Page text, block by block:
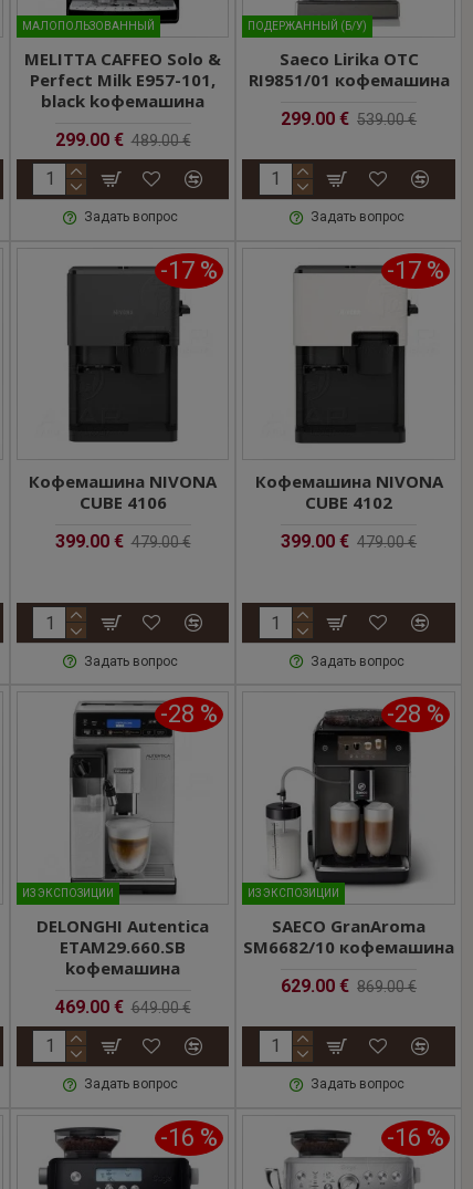
MАЛОПОЛЬЗОВАННЫЙ
MELITTA CAFFEO Solo &
Perfect Milk E957-101,
black kофемашина
299.00 € 489.00 €
Задать вопрос
ПОДЕРЖАННЫЙ (Б/У)
Saeco Lirika OTC
RI9851/01 кофемашина
299.00 € 539.00 €
Задать вопрос
-17 %
Кофемашина NIVONA
CUBE 4106
399.00 € 479.00 €
Задать вопрос
-17 %
Кофемашина NIVONA
CUBE 4102
399.00 € 479.00 €
Задать вопрос
ИЗ ЭКСПОЗИЦИИ
-28 %
DELONGHI Autentica
ETAM29.660.SB
kофемашина
469.00 € 649.00 €
Задать вопрос
ИЗ ЭКСПОЗИЦИИ
-28 %
SAECO GranAroma
SM6682/10 кофемашина
629.00 € 869.00 €
Задать вопрос
-16 % -16 %